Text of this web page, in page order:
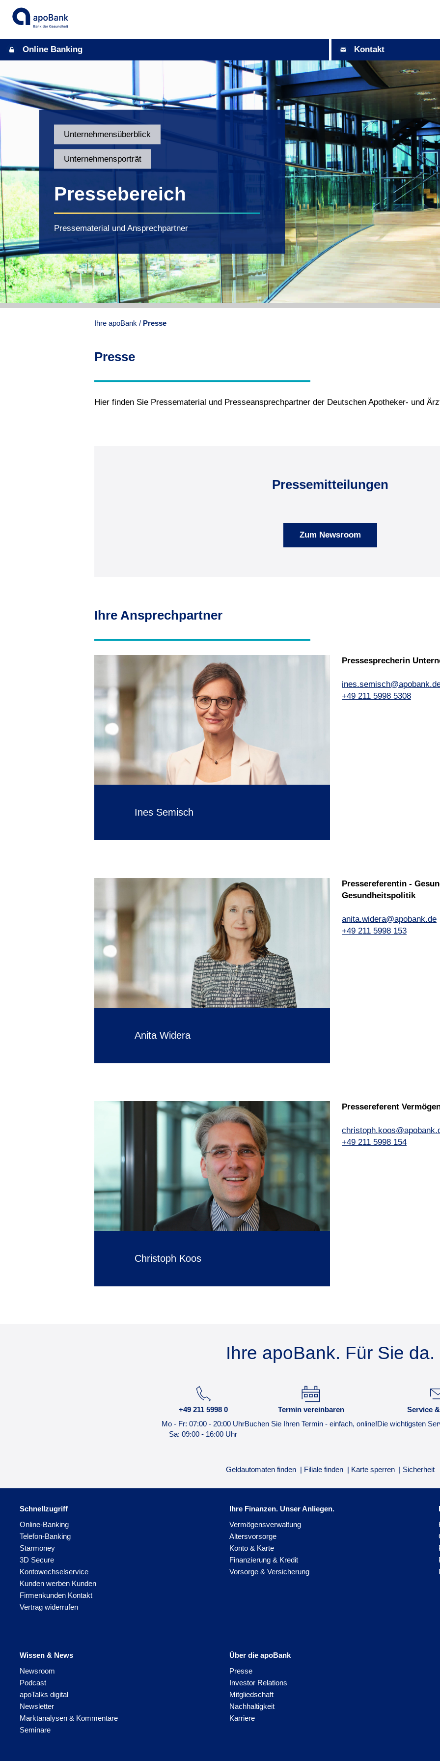
Online Banking Kontakt
Unternehmensüberblick
Unternehmensporträt
Pressebereich
Pressematerial und Ansprechpartner
Ihre apoBank Presse
Presse
Hier finden Sie Pressematerial und Presseansprechpartner der Deutschen Apotheker- und
Pressemitteilungen
Zum Newsroom
Ihre Ansprechpartner
Ines Semisch
Pressesprecherin
+49 211 5998 5308
Anita Widera
Pressereferentin -
Gesundheitspolitik
anita.widera@apobank.de
+49 211 5998 153
Christoph Koos
Pressereferent
+49 211 5998 154
Ihre apoBank. Für Sie da.
+49 211 5998 0
Mo - Fr: 07:00 - 20:00 Uhr
Sa: 09:00 - 16:00 Uhr
Termin vereinbaren
Buchen Sie Ihren Termin - einfach, online!
Service
Die wichtigsten
Geldautomaten finden Filiale finden Karte sperren Sicherheit
Schnellzugriff
Online-Banking
Telefon-Banking
Starmoney
3D Secure
Kontowechselservice
Kunden werben Kunden
Firmenkunden Kontakt
Vertrag widerrufen
Ihre Finanzen. Unser Anliegen.
Vermögensverwaltung
Altersvorsorge
Konto & Karte
Finanzierung & Kredit
Vorsorge & Versicherung
Wissen & News
Newsroom
Podcast
apoTalks digital
Newsletter
Marktanalysen & Kommentare
Seminare
Über die apoBank
Presse
Investor Relations
Mitgliedschaft
Nachhaltigkeit
Karriere